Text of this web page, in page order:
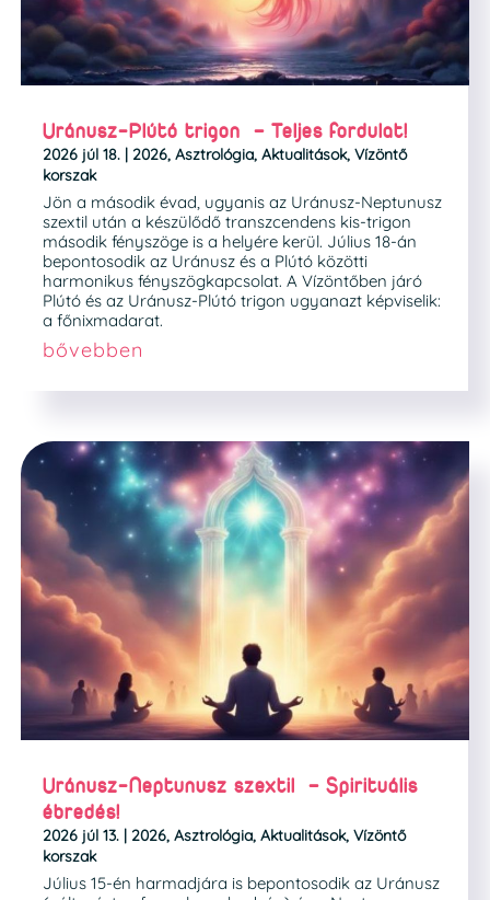
Uránusz-Plútó trigon – Teljes fordulat!
2026 júl 18. | 2026, Asztrológia, Aktualitások, Vízöntő
korszak
Jön a második évad, ugyanis az Uránusz-Neptunusz
szextil után a készülődő transzcendens kis-trigon
második fényszöge is a helyére kerül. Július 18-án
bepontosodik az Uránusz és a Plútó közötti
harmonikus fényszögkapcsolat. A Vízöntőben járó
Plútó és az Uránusz-Plútó trigon ugyanazt képviselik:
a főnixmadarat.
bővebben
Uránusz-Neptunusz szextil – Spirituális
ébredés!
2026 júl 13. | 2026, Asztrológia, Aktualitások, Vízöntő
korszak
Július 15-én harmadjára is bepontosodik az Uránusz